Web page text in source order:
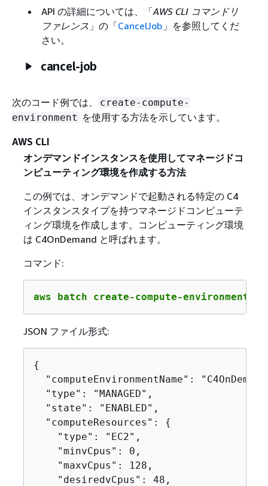
API の詳細については、「AWS CLI コマンドリ
ファレンス 」の「CancelJob 」を参照してくだ
さい。
cancel-job
次のコード例では、
create-compute-
environment を使用する方法を示しています。
AWS CLI
オンデマンドインスタンスを使用してマネージドコ
ンピューティング環境を作成する方法
この例では、オンデマンドで起動される特定の C4
インスタンスタイプを持つマネージドコンピューテ
ィング環境を作成します。コンピューティング環境
は C4OnDemand と呼ばれます。
コマンド:
aws batch create-compute-
JSON ファイル形式:
{
"computeEnvironmentName":
  "type": "MANAGED",
  "state": "ENABLED",
  "computeResources":
{
    "type": "EC2",
    "minvCpus": 0,
    "maxvCpus": 128,
    "desiredvCpus": 48,